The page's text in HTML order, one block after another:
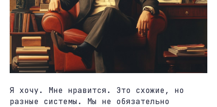
Я хочу. Мне нравится. Это схожие, но
разные системы. Мы не обязательно